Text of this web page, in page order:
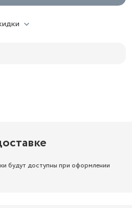
будут доступны при оформлении